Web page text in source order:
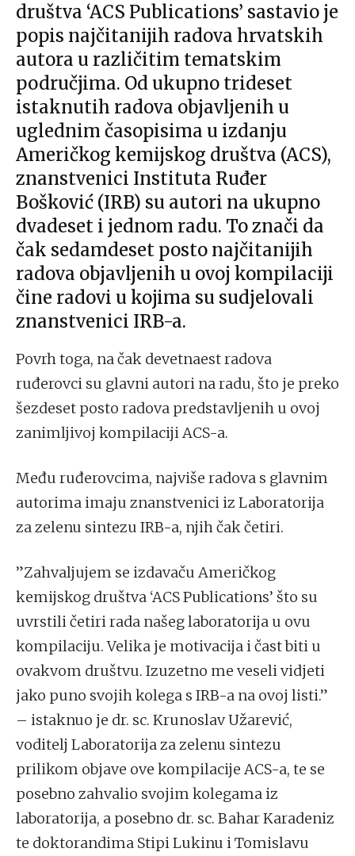
društva ‘ACS Publications’ sastavio je
popis najčitanijih radova hrvatskih
autora u različitim tematskim
područjima. Od ukupno trideset
istaknutih radova objavljenih u
uglednim časopisima u izdanju
Američkog kemijskog društva (ACS),
znanstvenici Instituta Ruđer
Bošković (IRB) su autori na ukupno
dvadeset i jednom radu. To znači da
čak sedamdeset posto najčitanijih
radova objavljenih u ovoj kompilaciji
čine radovi u kojima su sudjelovali
znanstvenici IRB-a.
Povrh toga, na čak devetnaest radova
ruđerovci su glavni autori na radu, što je preko
šezdeset posto radova predstavljenih u ovoj
zanimljivoj kompilaciji ACS-a.
Među ruđerovcima, najviše radova s glavnim
autorima imaju znanstvenici iz Laboratorija
za zelenu sintezu IRB-a, njih čak četiri.
”Zahvaljujem se izdavaču Američkog
kemijskog društva ‘ACS Publications’ što su
uvrstili četiri rada našeg laboratorija u ovu
kompilaciju. Velika je motivacija i čast biti u
ovakvom društvu. Izuzetno me veseli vidjeti
jako puno svojih kolega s IRB-a na ovoj listi.”
– istaknuo je dr. sc. Krunoslav Užarević,
voditelj Laboratorija za zelenu sintezu
prilikom objave ove kompilacije ACS-a, te se
posebno zahvalio svojim kolegama iz
laboratorija, a posebno dr. sc. Bahar Karadeniz
te doktorandima Stipi Lukinu i Tomislavu